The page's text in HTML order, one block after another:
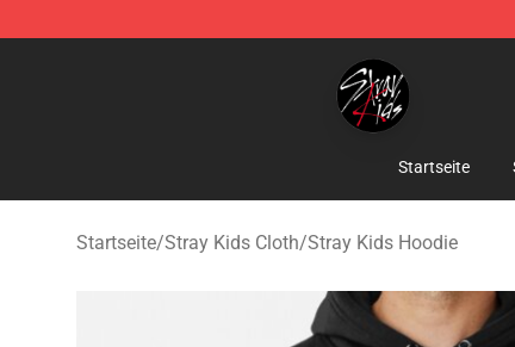
Stray Kids Shop - Official Stray Kids Merchandise
Startseite
Startseite/Stray Kids Cloth/Stray Kids Hoodie